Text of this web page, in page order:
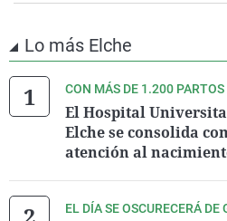
Lo más Elche
CON MÁS DE 1.200
El Hospital
Elche se consolida
atención al
EL DÍA SE OSCURECERÁ DE